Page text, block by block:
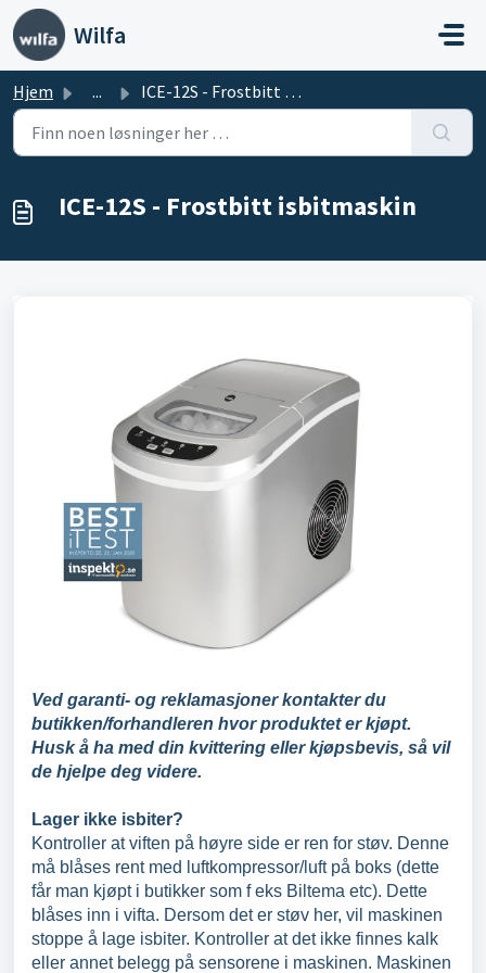
Gå til hovedinnhold
Wilfa
Hjem ... ICE-12S - Frostbitt isbitmaskin
ICE-12S - Frostbitt isbitmaskin
Ved garanti- og reklamasjoner kontakter du
butikken/forhandleren hvor produktet er kjøpt.
Husk å ha med din kvittering eller kjøpsbevis, så vil
de hjelpe deg videre.
Lager ikke isbiter?
Kontroller at viften på høyre side er ren for støv. Denne
må blåses rent med luftkompressor/luft på boks (dette
får man kjøpt i butikker som f eks Biltema etc). Dette
blåses inn i vifta. Dersom det er støv her, vil maskinen
stoppe å lage isbiter. Kontroller at det ikke finnes kalk
eller annet belegg på sensorene i maskinen. Maskinen